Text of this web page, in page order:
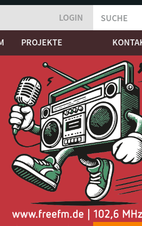
LOGIN SUCHE
PROJEKTE